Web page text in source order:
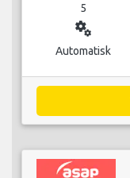
5
miscellaneous_services
Automatisk